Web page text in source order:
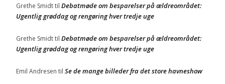
Grethe Smidttil Debatmøde om besparelser på ældreområdet:
Ugentlig grøddag og rengøring hver tredje uge
Grethe Smidttil Debatmøde om besparelser på ældreområdet:
Ugentlig grøddag og rengøring hver tredje uge
Emil Andresen til Se de mange billeder fra det store havneshow